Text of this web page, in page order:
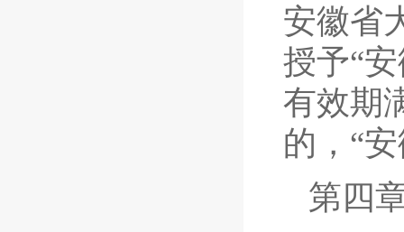
安徽省
授予“
有效期
的，“
第四